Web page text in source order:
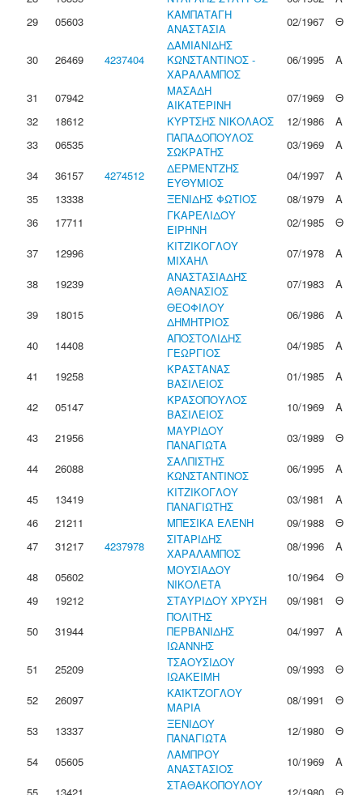
29
05603
ΚΑΜΠΑΤΑΓΗ
ΑΝΑΣΤΑΣΙΑ
02/1967 Θ
30 26469 4237404
ΔΑΜΙΑΝΙΔΗΣ
ΚΩΝΣΤΑΝΤΙΝΟΣ -
ΧΑΡΑΛΑΜΠΟΣ
06/1995 Α
31 07942
ΜΑΣΑΔΗ
ΑΙΚΑΤΕΡΙΝΗ
07/1969
Θ
32
18612 ΚΥΡΤΣΗΣ ΝΙΚΟΛΑΟΣ 12/1986
Α
33
06535
ΠΑΠΑΔΟΠΟΥΛΟΣ
ΣΩΚΡΑΤΗΣ
03/1969
Α
34
36157 4274512
ΔΕΡΜΕΝΤΖΗΣ
ΕΥΘΥΜΙΟΣ
04/1997
Α
35
13338 ΞΕΝΙΔΗΣ ΦΩΤΙΟΣ 08/1979
Α
36
17711
ΓΚΑΡΕΛΙΔΟΥ
ΕΙΡΗΝΗ
02/1985
Θ
37
12996
ΚΙΤΖΙΚΟΓΛΟΥ
ΜΙΧΑΗΛ
07/1978
Α
38
19239
ΑΝΑΣΤΑΣΙΑΔΗΣ
ΑΘΑΝΑΣΙΟΣ
07/1983
Α
39
18015
ΘΕΟΦΙΛΟΥ
ΔΗΜΗΤΡΙΟΣ
06/1986
Α
40
14408
ΑΠΟΣΤΟΛΙΔΗΣ
ΓΕΩΡΓΙΟΣ
04/1985
Α
41
19258
ΚΡΑΣΤΑΝΑΣ
ΒΑΣΙΛΕΙΟΣ
01/1985
Α
42
05147
ΚΡΑΣΟΠΟΥΛΟΣ
ΒΑΣΙΛΕΙΟΣ
10/1969
Α
43
21956
ΜΑΥΡΙΔΟΥ
ΠΑΝΑΓΙΩΤΑ
03/1989
Θ
44
26088
ΣΑΛΠΙΣΤΗΣ
ΚΩΝΣΤΑΝΤΙΝΟΣ
06/1995
Α
45
13419
ΚΙΤΖΙΚΟΓΛΟΥ
ΠΑΝΑΓΙΩΤΗΣ
03/1981
Α
46
21211 ΜΠΕΣΙΚΑ ΕΛΕΝΗ 09/1988
Θ
47
31217 4237978
ΣΙΤΑΡΙΔΗΣ
ΧΑΡΑΛΑΜΠΟΣ
08/1996
Α
48
05602
ΜΟΥΣΙΑΔΟΥ
ΝΙΚΟΛΕΤΑ
10/1964
Θ
49
19212 ΣΤΑΥΡΙΔΟΥ ΧΡΥΣΗ 09/1981
Θ
50
31944
ΠΟΛΙΤΗΣ
ΠΕΡΒΑΝΙΔΗΣ
ΙΩΑΝΝΗΣ
04/1997 Α
51 25209
ΤΣΑΟΥΣΙΔΟΥ
ΙΩΑΚΕΙΜΗ
09/1993
Θ
52
26097
ΚΑΪΚΤΖΟΓΛΟΥ
ΜΑΡΙΑ
08/1991
Θ
53
13337
ΞΕΝΙΔΟΥ
ΠΑΝΑΓΙΩΤΑ
12/1980
Θ
54
05605
ΛΑΜΠΡΟΥ
ΑΝΑΣΤΑΣΙΟΣ
10/1969
Α
ΣΤΑΘΑΚΟΠΟΥΛΟΥ